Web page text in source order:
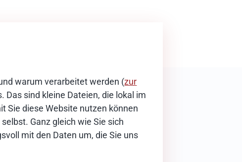
warum verarbeitet werden (zur
Das sind kleine Dateien, die lokal im
Sie diese Website nutzen können
Ganz gleich wie Sie sich
mit den Daten um, die Sie uns